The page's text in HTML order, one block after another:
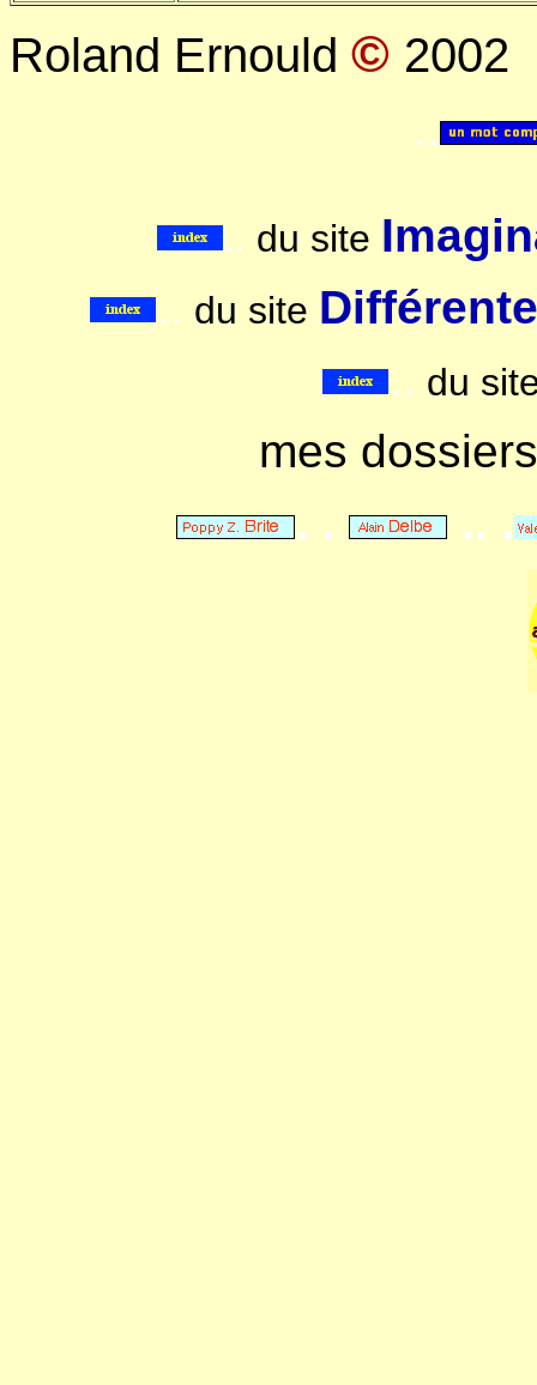
Roland Ernould © 2002
..
.. du site
.. du site
.. du
mes
. .
.. .